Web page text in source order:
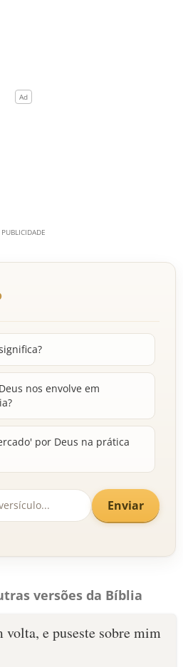
nos envolve em
por Deus na prática
Enviar
versões da Bíblia
volta, e puseste sobre mim